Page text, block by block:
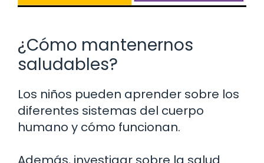
¿Cómo mantenernos
saludables?
Los niños pueden aprender sobre los
diferentes sistemas del cuerpo
humano y cómo funcionan.